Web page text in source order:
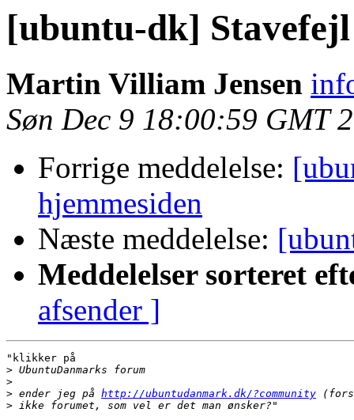
[ubuntu-dk]
Martin Villiam Jensen
Søn Dec 9 18:00:59 GMT
Forrige meddelelse:
hjemmesiden
Næste meddelelse:
Meddelelser sorteret
afsender ]
"klikker på
>
>
> ender jeg på http://ubuntudanmark.dk/?community
>